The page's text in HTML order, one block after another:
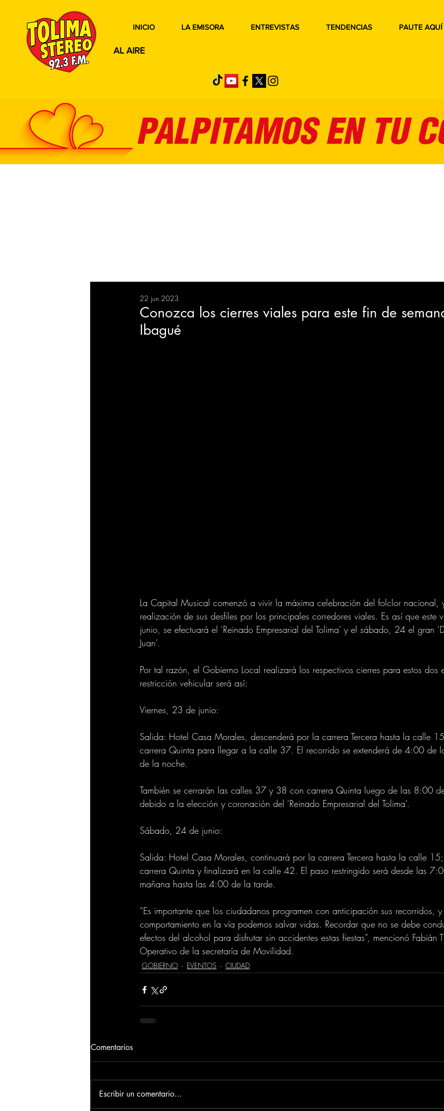
AL AIRE
INICIO LA EMISORA ENTREVISTAS TENDENCIAS PAUTE AQUÍ
BIENESTAR EVENTOS
Conozca los cierres viales para este fin de
Ibagué
22 jun 2023
La Capital Musical comenzó a vivir la máxima celebración del folclor nacional,
realización de sus desfiles por los principales corredores viales. Es así que este
junio, se efectuará el ‘Reinado Empresarial del Tolima’ y el sábado, 24 el gran
Juan’.
Por tal razón, el Gobierno Local realizará los respectivos cierres para estos dos
restricción vehicular será así:
Viernes, 23 de junio:
Salida: Hotel Casa Morales, descenderá por la carrera Tercera hasta la calle
carrera Quinta para llegar a la calle 37. El recorrido se extenderá de 4:00 de
de la noche.
También se cerrarán las calles 37 y 38 con carrera Quinta luego de las 8:00
debido a la elección y coronación del ‘Reinado Empresarial del Tolima’.
Sábado, 24 de junio:
Salida: Hotel Casa Morales, continuará por la carrera Tercera hasta la calle
carrera Quinta y finalizará en la calle 42. El paso restringido será desde las
mañana hasta las 4:00 de la tarde.
“Es importante que los ciudadanos programen con anticipación sus recorridos,
comportamiento en la vía podemos salvar vidas. Recordar que no se debe
efectos del alcohol para disfrutar sin accidentes estas fiestas”, mencionó Fabián
Operativo de la secretaría de Movilidad.
GOBIERNO EVENTOS CIUDAD
Comentarios
Escribir un comentario...